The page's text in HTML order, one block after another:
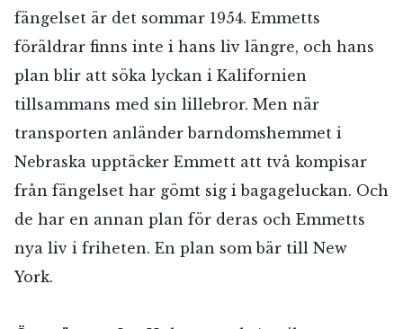
fängelset är det sommar 1954. Emmetts
föräldrar finns inte i hans liv längre, och hans
plan blir att söka lyckan i Kalifornien
tillsammans med sin lillebror. Men när
transporten anländer barndomshemmet i
Nebraska upptäcker Emmett att två kompisar
från fängelset har gömt sig i bagageluckan. Och
de har en annan plan för deras och Emmetts
nya liv i friheten. En plan som bär till New
York.